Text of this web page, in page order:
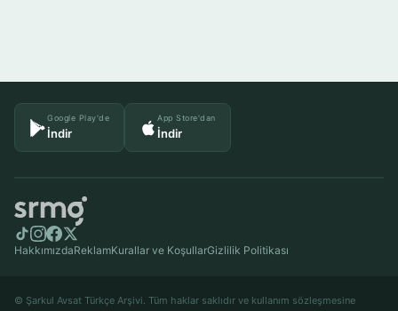
Google Play'de
İndir
App Store'dan
İndir
HakkımızdaReklamKurallar ve KoşullarGizlilik Politikası
© Şarkul Avsat Türkçe Arşivi. Tüm haklar saklıdır ve kullanım sözleşmesine